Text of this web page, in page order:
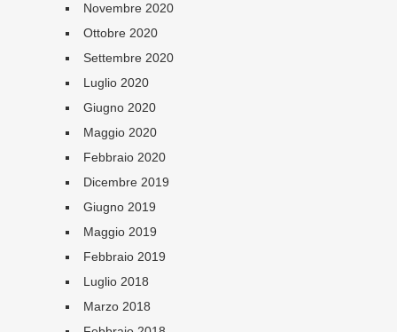
Novembre 2020
Ottobre 2020
Settembre 2020
Luglio 2020
Giugno 2020
Maggio 2020
Febbraio 2020
Dicembre 2019
Giugno 2019
Maggio 2019
Febbraio 2019
Luglio 2018
Marzo 2018